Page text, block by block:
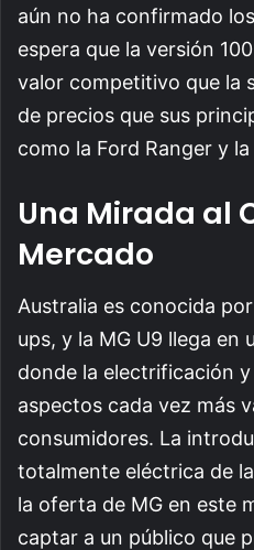
aún no ha confirmado
espera que la versión
valor competitivo que la
de precios que sus
como la Ford Ranger y
Una Mirada al
Mercado
Australia es conocida
ups, y la MG U9 llega en
donde la electrificación
aspectos cada vez más
consumidores. La
totalmente eléctrica de
la oferta de MG en este
captar a un público que